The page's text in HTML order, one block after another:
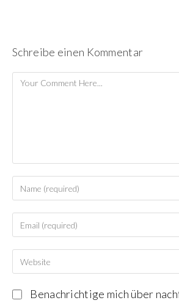
Schreibe einen Kommentar
Benachrichtige mich über